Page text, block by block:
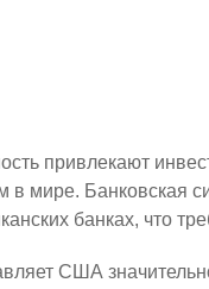
мира, где
для
США также играет
привлекают
мире. Банковская
банках, что
США